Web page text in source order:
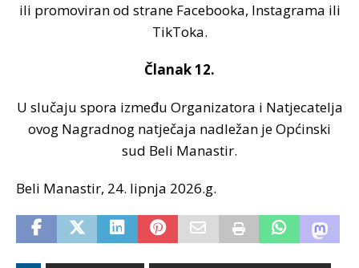
ili promoviran od strane Facebooka, Instagrama ili
TikToka.
Članak 12.
U slučaju spora između Organizatora i Natjecatelja
ovog Nagradnog natječaja nadležan je Općinski
sud Beli Manastir.
Beli Manastir, 24. lipnja 2026.g.